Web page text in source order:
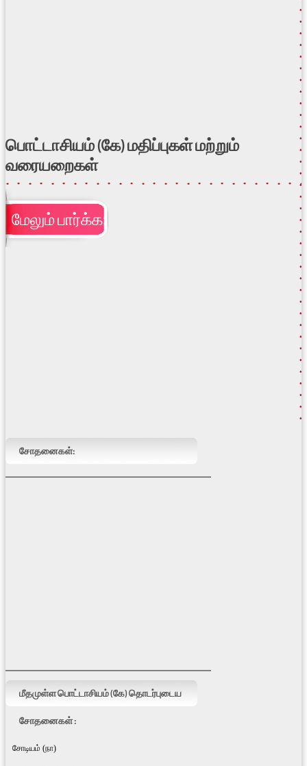
பொட்டாசியம் (கே) மதிப்புகள் மற்றும்
வரையறைகள்
மேலும் பார்க்க:
சோதனைகள்:
மீதமுள்ள பொட்டாசியம் (கே) தொடர்புடைய
சோதனைகள் :
சோடியம் (நா)